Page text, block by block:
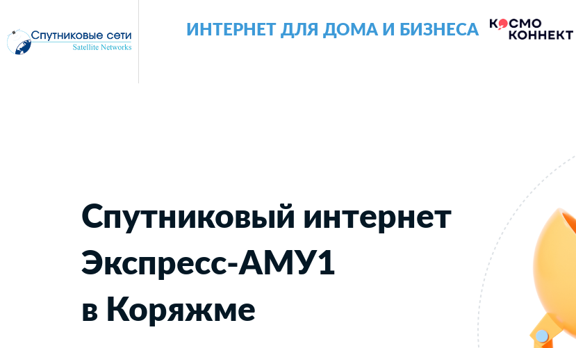
ИНТЕРНЕТ ДЛЯ ДОМА И БИЗНЕСА
Спутниковый интернет
Экспресс-АМУ1
в Коряжме